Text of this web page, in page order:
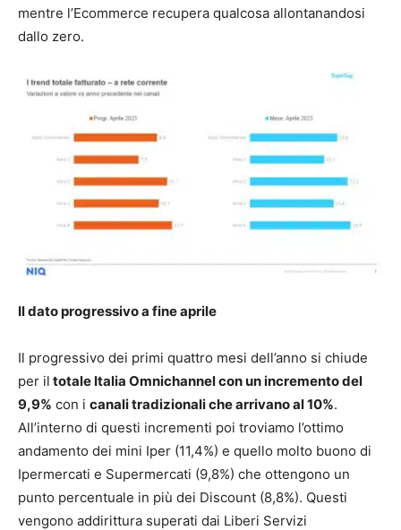
mentre l’Ecommerce recupera qualcosa allontanandosi
dallo zero.
Il dato progressivo a fine aprile
Il progressivo dei primi quattro mesi dell’anno si chiude
per il totale Italia Omnichannel con un incremento del
9,9% con i canali tradizionali che arrivano al 10%.
All’interno di questi incrementi poi troviamo l’ottimo
andamento dei mini Iper (11,4%) e quello molto buono di
Ipermercati e Supermercati (9,8%) che ottengono un
punto percentuale in più dei Discount (8,8%). Questi
vengono addirittura superati dai Liberi Servizi